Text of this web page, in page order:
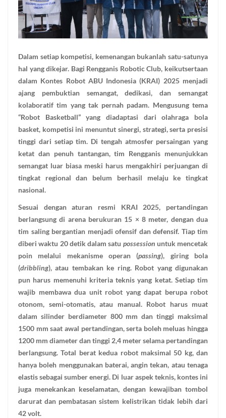
Dalam setiap kompetisi, kemenangan bukanlah satu-satunya
hal yang dikejar. Bagi Rengganis Robotic Club, keikutsertaan
dalam Kontes Robot ABU Indonesia (KRAI) 2025 menjadi
ajang pembuktian semangat, dedikasi, dan semangat
kolaboratif tim yang tak pernah padam. Mengusung tema
“Robot Basketball” yang diadaptasi dari olahraga bola
basket, kompetisi ini menuntut sinergi, strategi, serta presisi
tinggi dari setiap tim. Di tengah atmosfer persaingan yang
ketat dan penuh tantangan, tim Rengganis menunjukkan
semangat luar biasa meski harus mengakhiri perjuangan di
tingkat regional dan belum berhasil melaju ke tingkat
nasional.
Sesuai dengan aturan resmi KRAI 2025, pertandingan
berlangsung di arena berukuran 15 × 8 meter, dengan dua
tim saling bergantian menjadi ofensif dan defensif. Tiap tim
diberi waktu 20 detik dalam satu possession untuk mencetak
poin melalui mekanisme operan (passing), giring bola
(dribbling), atau tembakan ke ring. Robot yang digunakan
pun harus memenuhi kriteria teknis yang ketat. Setiap tim
wajib membawa dua unit robot yang dapat berupa robot
otonom, semi-otomatis, atau manual. Robot harus muat
dalam silinder berdiameter 800 mm dan tinggi maksimal
1500 mm saat awal pertandingan, serta boleh meluas hingga
1200 mm diameter dan tinggi 2,4 meter selama pertandingan
berlangsung. Total berat kedua robot maksimal 50 kg, dan
hanya boleh menggunakan baterai, angin tekan, atau tenaga
elastis sebagai sumber energi. Di luar aspek teknis, kontes ini
juga menekankan keselamatan, dengan kewajiban tombol
darurat dan pembatasan sistem kelistrikan tidak lebih dari
42 volt.